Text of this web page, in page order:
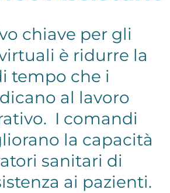
chiave per gli
è ridurre la
tempo che i
al lavoro
I comandi
la capacità
sanitari di
ai pazienti.